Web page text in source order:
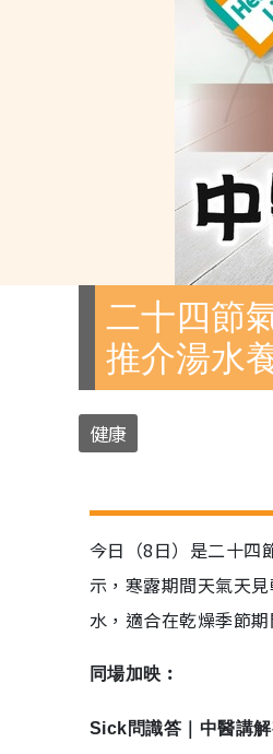
二十四節
推介湯水
健康
今日（8日）是二十四
示，寒露期間天氣天
水，適合在乾燥季節
同場加映︰
Sick問識答｜中醫講